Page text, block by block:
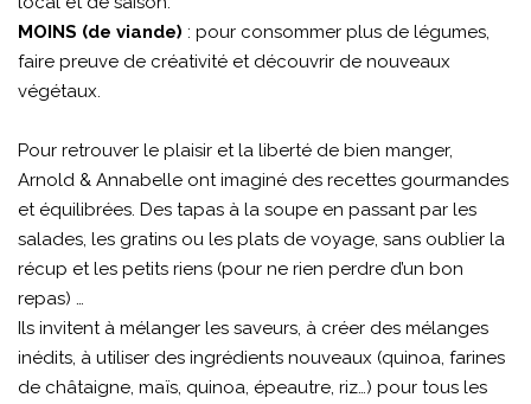
MOINS (de viande) : pour consommer plus de légumes,
faire preuve de créativité et découvrir de nouveaux
végétaux.
Pour retrouver le plaisir et la liberté de bien manger,
Arnold & Annabelle ont imaginé des recettes gourmandes
et équilibrées. Des tapas à la soupe en passant par les
salades, les gratins ou les plats de voyage, sans oublier la
récup et les petits riens (pour ne rien perdre d’un bon
repas) …
Ils invitent à mélanger les saveurs, à créer des mélanges
inédits, à utiliser des ingrédients nouveaux (quinoa, farines
de châtaigne, maïs, quinoa, épeautre, riz…) pour tous les